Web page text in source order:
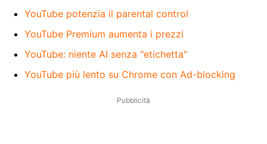
YouTube potenzia il parental control
YouTube Premium aumenta i prezzi
YouTube: niente AI senza "etichetta"
YouTube più lento su Chrome con Ad-blocking
Pubblicità